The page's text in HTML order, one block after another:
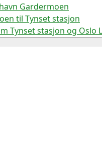
Gardermoen
til Tynset stasjon
Tynset stasjon og Oslo